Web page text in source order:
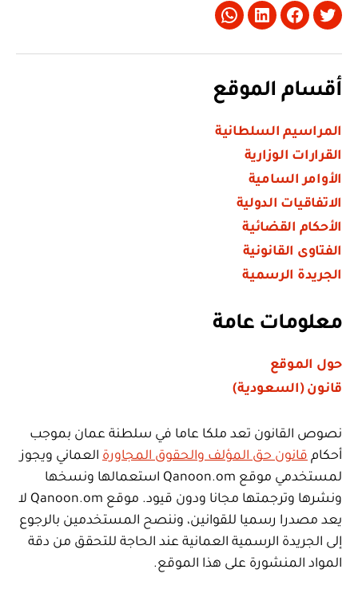
Twitter
Facebook
LinkedIn
Whatsapp
أقسام الموقع
المراسيم السلطانية
القرارات الوزارية
الأوامر السامية
الاتفاقيات الدولية
الأحكام القضائية
الفتاوى القانونية
الجريدة الرسمية
معلومات عامة
حول الموقع
قانون (السعودية)
نصوص القانون تعد ملكا عاما في سلطنة عمان بموجب
أحكام قانون حق المؤلف والحقوق المجاورة العماني ويجوز
لمستخدمي موقع Qanoon.om استعمالها ونسخها
ونشرها وترجمتها مجانا ودون قيود. موقع Qanoon.om لا
يعد مصدرا رسميا للقوانين، وننصح المستخدمين بالرجوع
إلى الجريدة الرسمية العمانية عند الحاجة للتحقق من دقة
المواد المنشورة على هذا الموقع.